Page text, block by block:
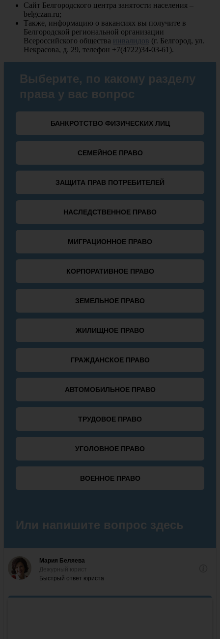
Сайт Белгородского центра занятости населения –
belgczan.ru;
Также, информацию о вакансиях вы получите в
Белгородской региональной организации
Всероссийского общества инвалидов (г. Белгород, ул.
Некрасова, д. 29, телефон +7(4722)34-03-61).